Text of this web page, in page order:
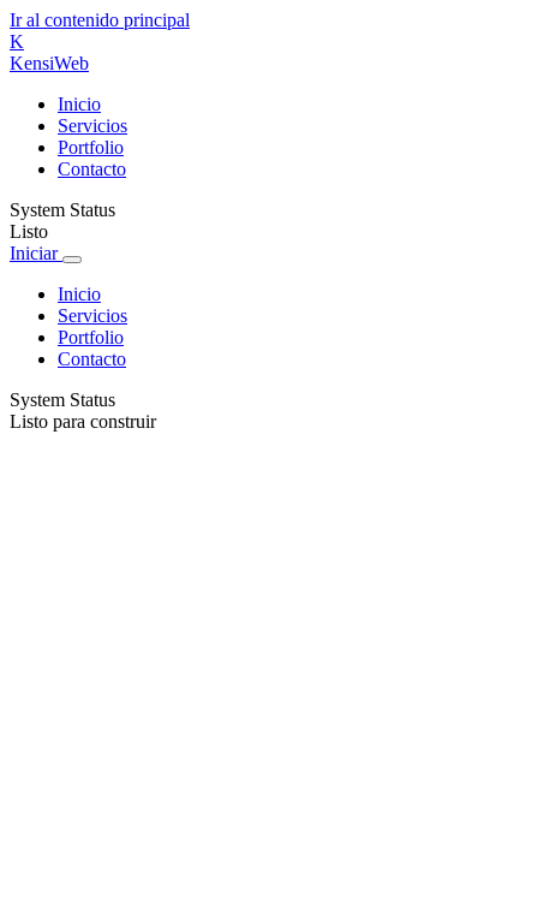
Ir al contenido principal
K
KensiWeb
Inicio
Servicios
Portfolio
Contacto
System Status
Listo
Iniciar
Inicio
Servicios
Portfolio
Contacto
System Status
Listo para construir